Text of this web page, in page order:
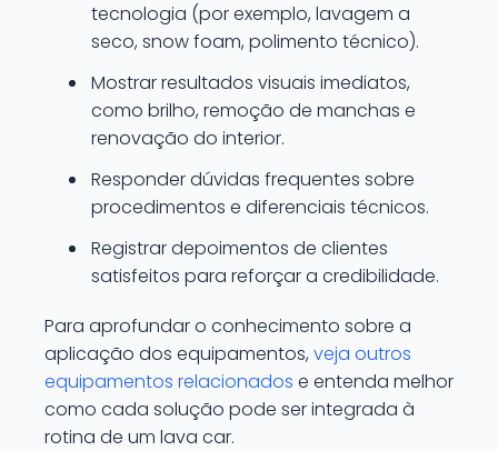
tecnologia (por exemplo, lavagem a
seco, snow foam, polimento técnico).
Mostrar resultados visuais imediatos,
como brilho, remoção de manchas e
renovação do interior.
Responder dúvidas frequentes sobre
procedimentos e diferenciais técnicos.
Registrar depoimentos de clientes
satisfeitos para reforçar a credibilidade.
Para aprofundar o conhecimento sobre a
aplicação dos equipamentos, veja outros
equipamentos relacionados e entenda melhor
como cada solução pode ser integrada à
rotina de um lava car.